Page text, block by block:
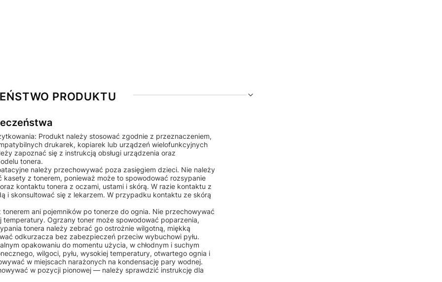
PRODUKTU
Produkt należy stosować zgodnie z przeznaczeniem,
drukarek, kopiarek lub urządzeń wielofunkcyjnych
zapoznać się z instrukcją obsługi urządzenia oraz
tonera.
należy przechowywać poza zasięgiem dzieci. Nie należy
z tonerem, ponieważ może to spowodować rozsypanie
kontaktu tonera z oczami, ustami i skórą. W razie kontaktu z
i skonsultować się z lekarzem. W przypadku kontaktu ze skórą
ani pojemników po tonerze do ognia. Nie przechowywać
Ogrzany toner może spowodować poparzenia,
tonera należy zebrać go ostrożnie wilgotną, miękką
odkurzacza bez zabezpieczeń przeciw wybuchowi pyłu.
opakowaniu do momentu użycia, w chłodnym i suchym
wilgoci, pyłu, wysokiej temperatury, otwartego ognia i
w miejscach narażonych na kondensację pary wodnej.
w pozycji pionowej — należy sprawdzić instrukcję dla